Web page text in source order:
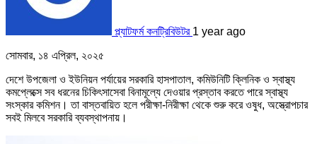
প্ল্যাটফর্ম কনট্রিবিউটর 1 year ago
সোমবার, ১৪ এপ্রিল, ২০২৫
দেশে উপজেলা ও ইউনিয়ন পর্যায়ের সরকারি হাসপাতাল, কমিউনিটি ক্লিনিক ও স্বাস্থ্য
কমপ্লেক্সে সব ধরনের চিকিৎসাসেবা বিনামূল্যে দেওয়ার প্রস্তাব করতে পারে স্বাস্থ্য
সংস্কার কমিশন। তা বাস্তবায়িত হলে পরীক্ষা-নিরীক্ষা থেকে শুরু করে ওষুধ, অস্ত্রোপচার
সবই মিলবে সরকারি ব্যবস্থাপনায়।